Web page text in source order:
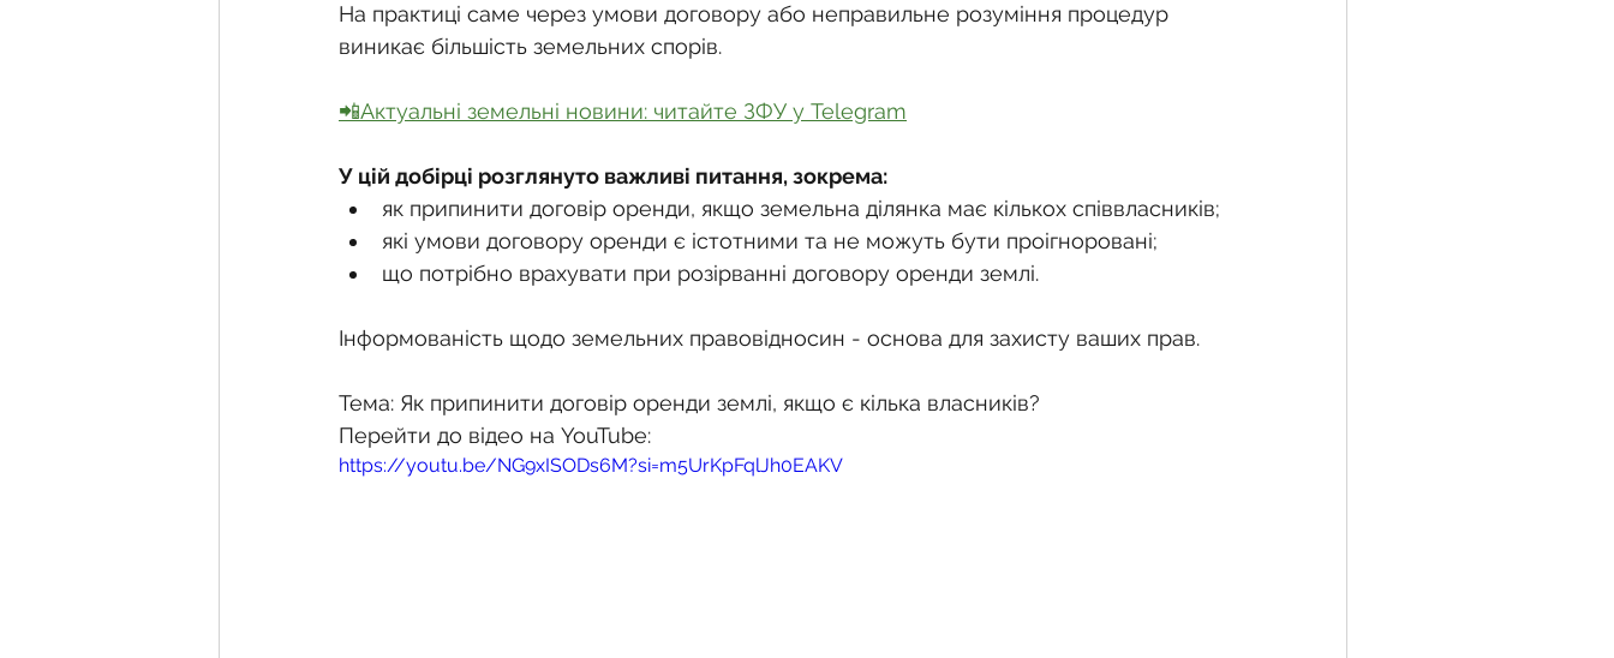
Новини земельного законодавства Земельні питання
Державна реєстрація земельних прав Юридичні питання у воєнний час
Загальні правові питання
На практиці саме через умови договору або неправильне розуміння процедур
виникає більшість земельних спорів.
📲Актуальні земельні новини: читайте ЗФУ у Telegram
У цій добірці розглянуто важливі питання, зокрема:
як припинити договір оренди, якщо земельна ділянка має кількох співвласників;
які умови договору оренди є істотними та не можуть бути проігноровані;
що потрібно врахувати при розірванні договору оренди землі.
Інформованість щодо земельних правовідносин - основа для захисту ваших прав.
Тема: Як припинити договір оренди землі, якщо є кілька власників?
Перейти до відео на YouTube:
https://youtu.be/NG9xISODs6M?si=m5UrKpFqlJh0EAKV